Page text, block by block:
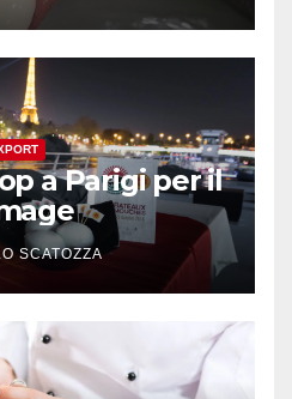
il
SCATOZZA